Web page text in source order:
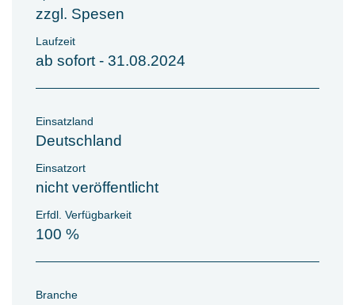
zzgl. Spesen
Laufzeit
ab sofort - 31.08.2024
Einsatzland
Deutschland
Einsatzort
nicht veröffentlicht
Erfdl. Verfügbarkeit
100 %
Branche